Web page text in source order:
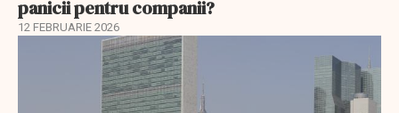
panicii pentru companii?
12 FEBRUARIE 2026